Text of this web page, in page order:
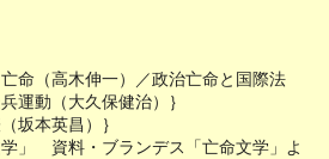
（高木伸一）／政治亡命と国際法
運動（大久保健治）｝
本英昌）｝
」 資料・ブランデス「亡命文学」よ